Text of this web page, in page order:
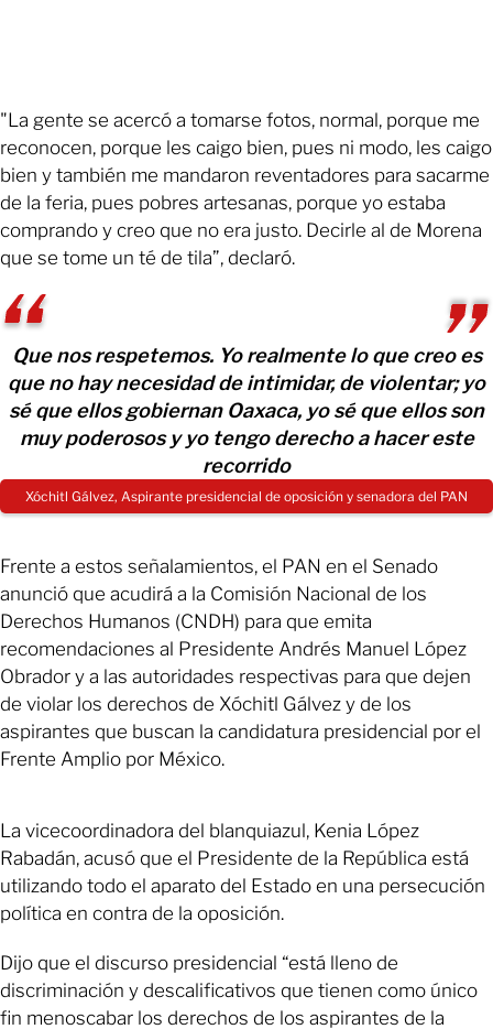
"La gente se acercó a tomarse fotos, normal, porque me
reconocen, porque les caigo bien, pues ni modo, les caigo
bien y también me mandaron reventadores para sacarme
de la feria, pues pobres artesanas, porque yo estaba
comprando y creo que no era justo. Decirle al de Morena
que se tome un té de tila”, declaró.
Que nos respetemos. Yo realmente lo que creo es
que no hay necesidad de intimidar, de violentar; yo
sé que ellos gobiernan Oaxaca, yo sé que ellos son
muy poderosos y yo tengo derecho a hacer este
recorrido
Xóchitl Gálvez, Aspirante presidencial de oposición y senadora del PAN
Frente a estos señalamientos, el PAN en el Senado
anunció que acudirá a la Comisión Nacional de los
Derechos Humanos (CNDH) para que emita
recomendaciones al Presidente Andrés Manuel López
Obrador y a las autoridades respectivas para que dejen
de violar los derechos de Xóchitl Gálvez y de los
aspirantes que buscan la candidatura presidencial por el
Frente Amplio por México.
La vicecoordinadora del blanquiazul, Kenia López
Rabadán, acusó que el Presidente de la República está
utilizando todo el aparato del Estado en una persecución
política en contra de la oposición.
Dijo que el discurso presidencial “está lleno de
discriminación y descalificativos que tienen como único
fin menoscabar los derechos de los aspirantes de la